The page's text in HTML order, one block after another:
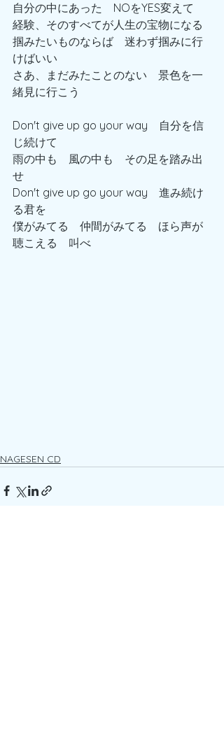
自分の中にあった　NOをYES変えて
経験、そのすべてが人生の宝物になる
掴みたいものならば　迷わず掴みに行
けばいい
さあ、まだみたことのない　景色を一
緒見に行こう
Don't give up go your way　自分を信
じ続けて
雨の中も　風の中も　その足を踏み出
せ
Don't give up go your way　進み続け
る君を
僕がみてる　仲間がみてる　ほら声が
聴こえる　叫べ
NAGESEN CD